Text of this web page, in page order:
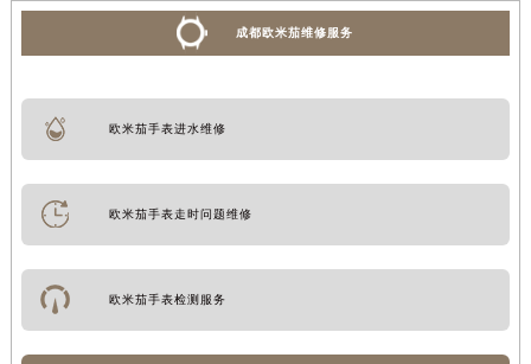
成都欧米茄维修服务
欧米茄手表进水维修
欧米茄手表走时问题维修
欧米茄手表检测服务